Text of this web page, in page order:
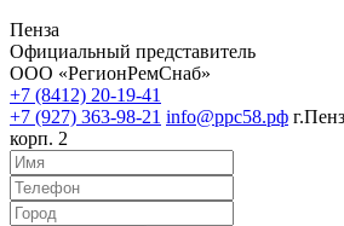
Пенза
Официальный представитель
ООО «РегионРемСнаб»
+7 (8412) 20-19-41
+7 (927) 363-98-21 info@ррс58.рф
корп. 2